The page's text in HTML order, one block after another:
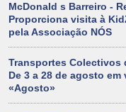
McDonald s Barreiro -
Proporciona visita à
pela Associação NÓS
Transportes Colectivos
De 3 a 28 de agosto
«Agosto»